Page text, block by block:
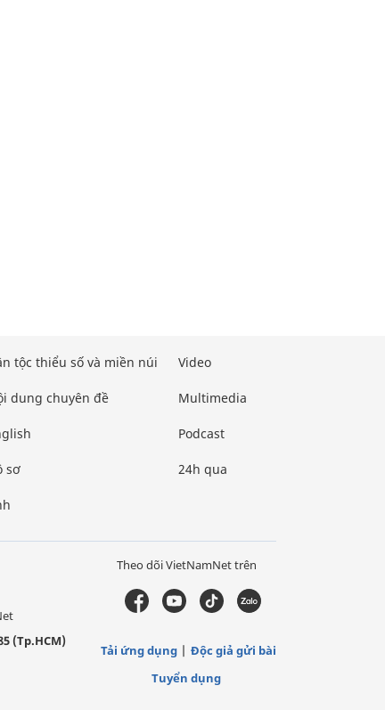
tộc thiểu số và miền núi
dung chuyên đề
sơ
Video
Multimedia
Podcast
24h qua
(Tp.HCM)
Theo dõi VietNamNet trên
Tải ứng dụng
Độc giả gửi bài
Tuyển dụng